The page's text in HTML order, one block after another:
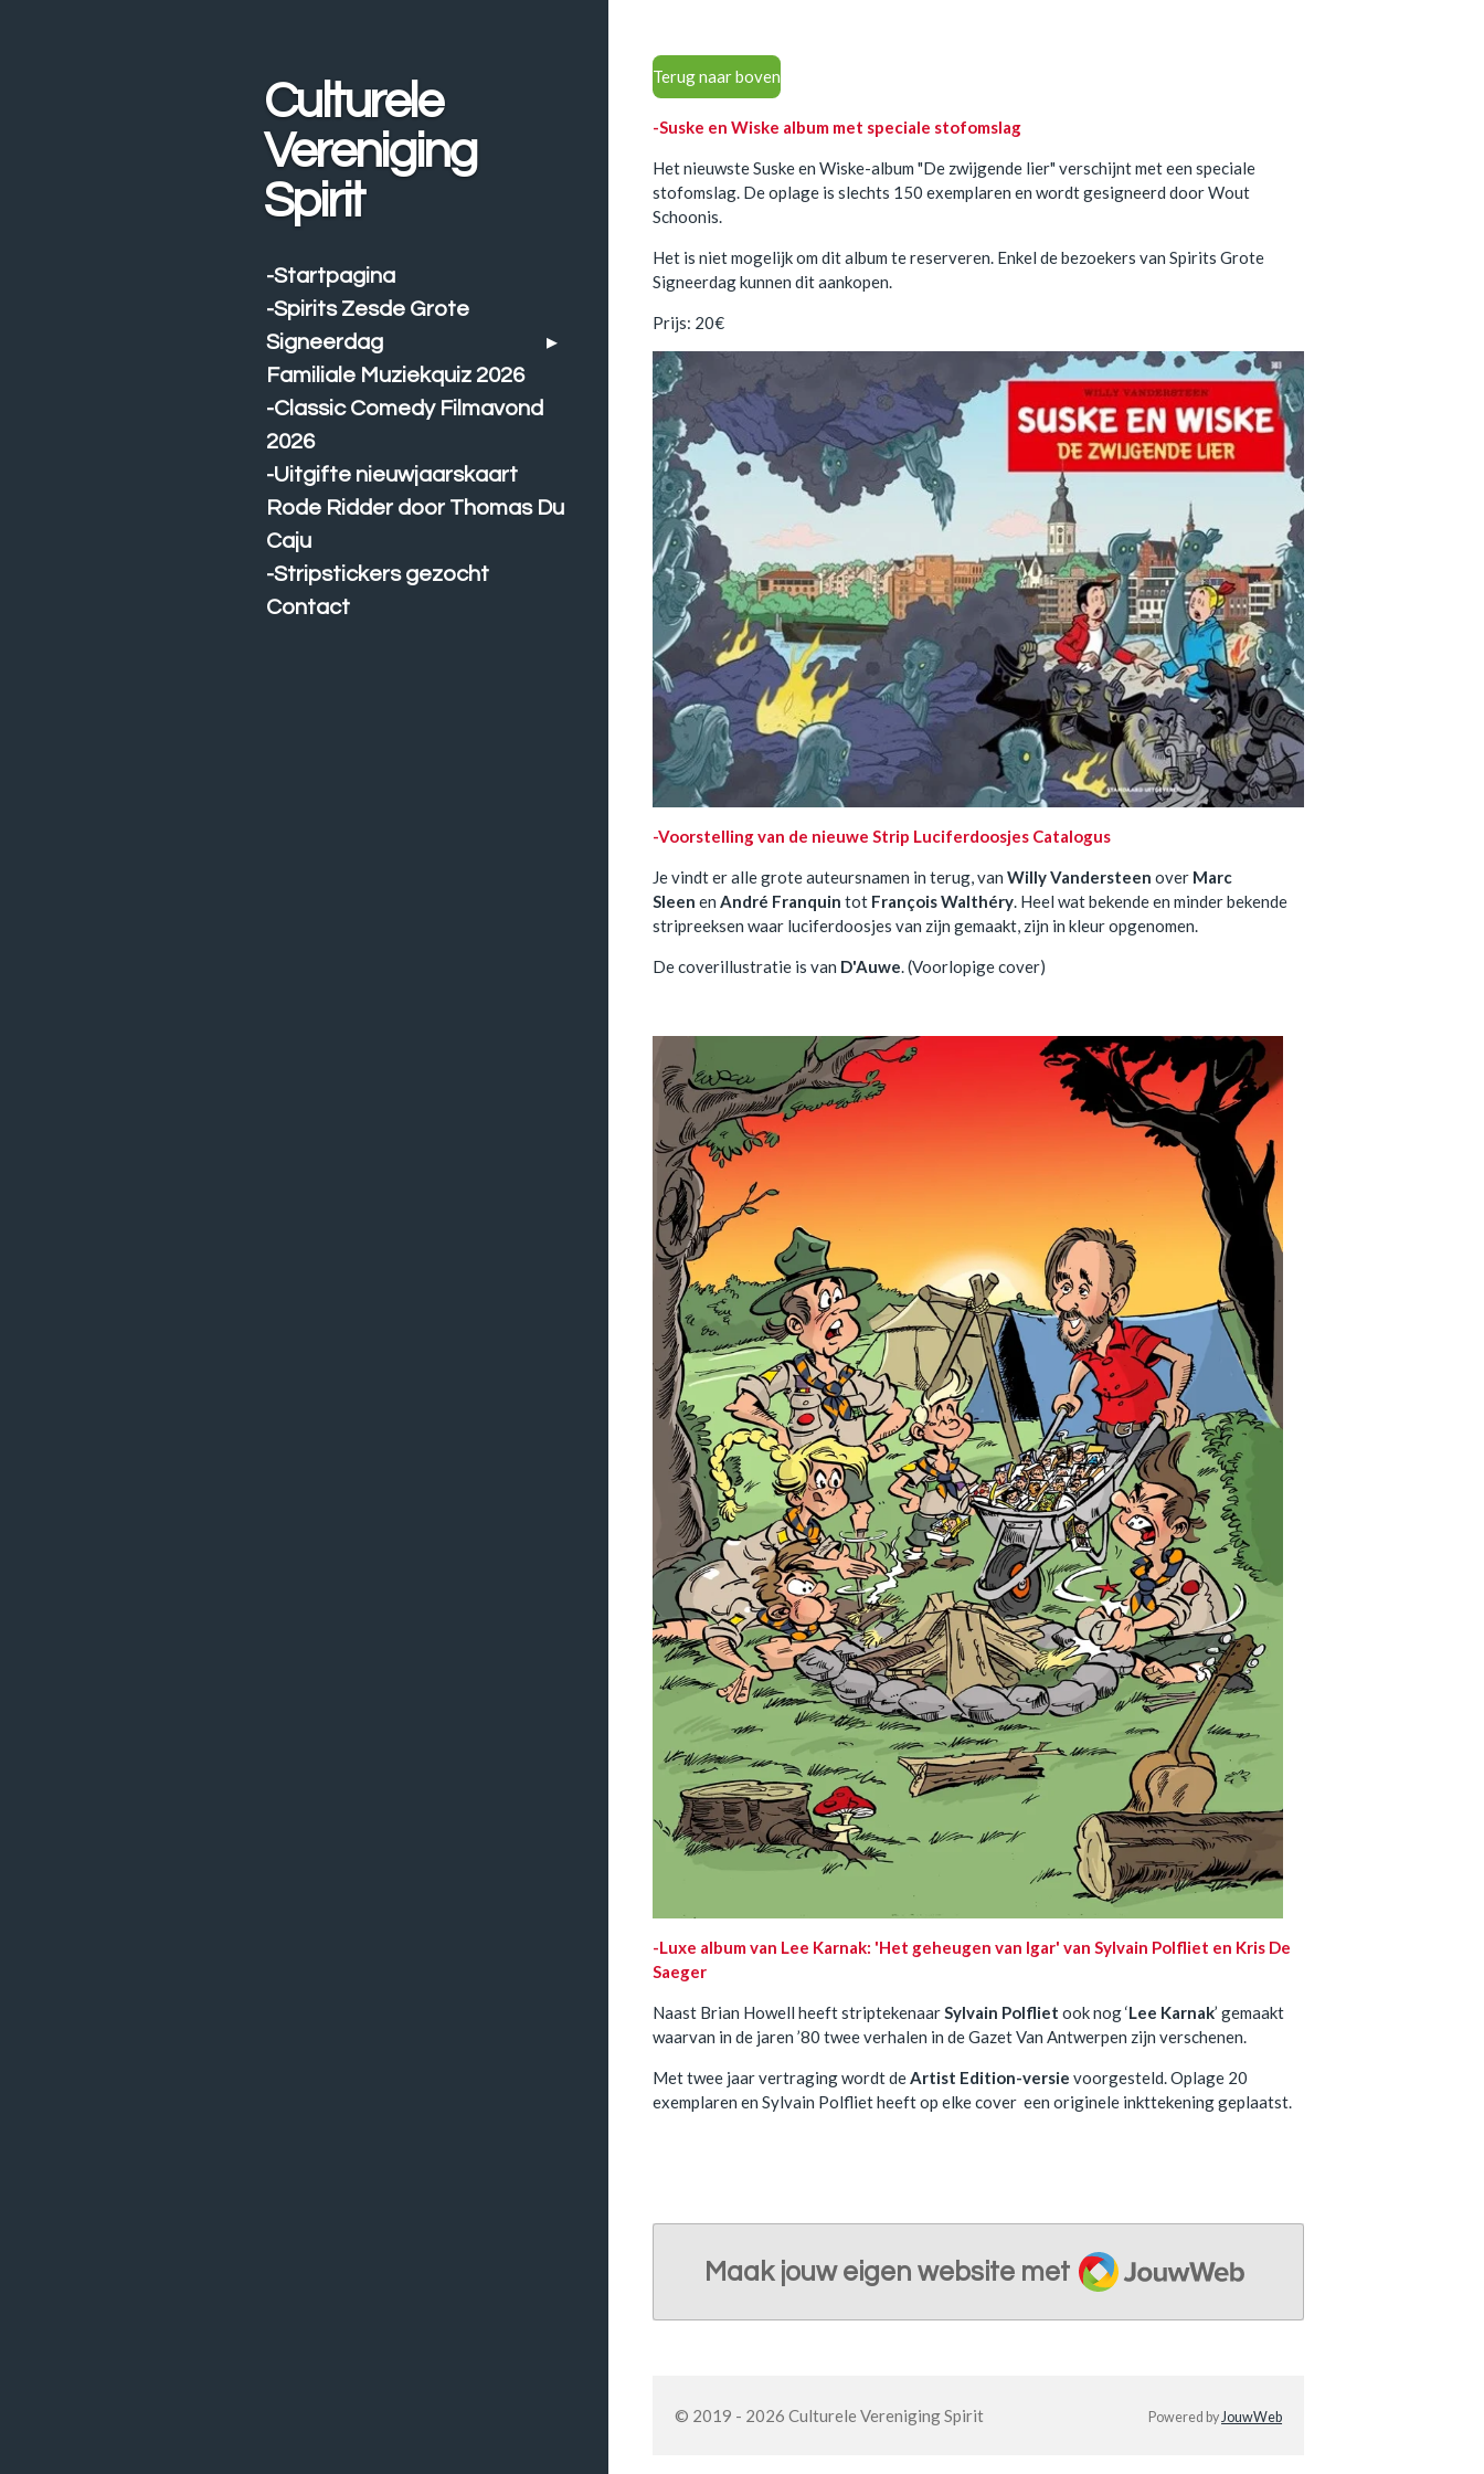
Terug naar boven
-Suske en Wiske album met speciale stofomslag
Het nieuwste Suske en Wiske-album "De zwijgende lier" verschijnt met een speciale
stofomslag. De oplage is slechts 150 exemplaren en wordt gesigneerd door Wout
Schoonis.
Het is niet mogelijk om dit album te reserveren. Enkel de bezoekers van Spirits Grote
Signeerdag kunnen dit aankopen.
Prijs: 20€
-Voorstelling van de nieuwe Strip Luciferdoosjes Catalogus
Je vindt er alle grote auteursnamen in terug, vanWilly Vandersteen over Marc
Sleen enAndré Franquin tot François Walthéry. Heel wat bekende en minder bekende
stripreeksen waar luciferdoosjes van zijn gemaakt, zijn in kleur opgenomen.
De coverillustratie is van D'Auwe. (Voorlopige cover)
-Luxe album van Lee Karnak: 'Het geheugen van Igar' van Sylvain Polfliet en Kris De
Saeger
Naast Brian Howell heeft striptekenaarSylvain Polfliet ook nog ‘Lee Karnak’ gemaakt
waarvan in de jaren ’80 twee verhalen in de Gazet Van Antwerpen zijn verschenen.
Met twee jaar vertraging wordt deArtist Edition-versie voorgesteld. Oplage 20
exemplaren en Sylvain Polfliet heeft op elke cover een originele inkttekening geplaatst.
Maak jouw eigen website met
JouwWeb
© 2019 - 2026 Culturele Vereniging Spirit Powered by JouwWeb
Culturele
Vereniging
Spirit
-Startpagina
-Spirits Zesde Grote
Signeerdag
Familiale Muziekquiz 2026
-Classic Comedy Filmavond
2026
-Uitgifte nieuwjaarskaart
Rode Ridder door Thomas Du
Caju
-Stripstickers gezocht
Contact